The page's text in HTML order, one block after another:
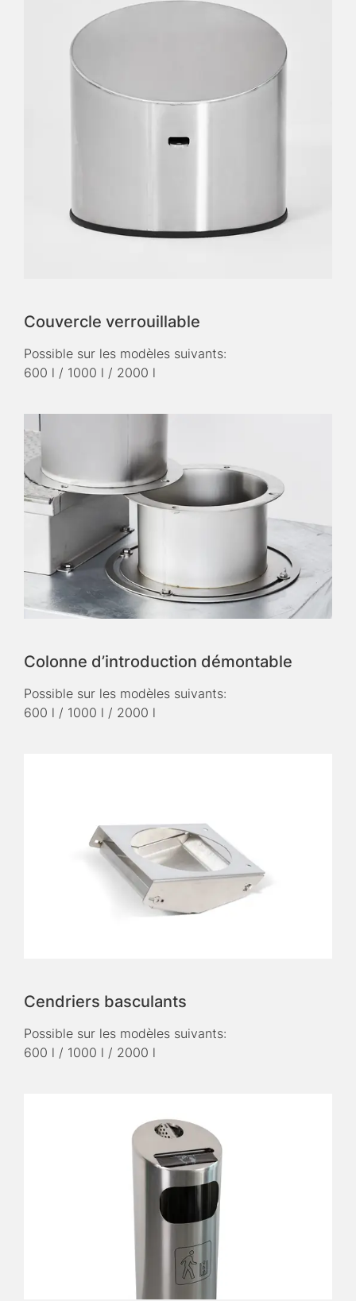
Couvercle verrouillable
Possible sur les modèles suivants:
600 l / 1000 l / 2000 l
Colonne d’introduction démontable
Possible sur les modèles suivants:
600 l / 1000 l / 2000 l
Cendriers basculants
Possible sur les modèles suivants:
600 l / 1000 l / 2000 l